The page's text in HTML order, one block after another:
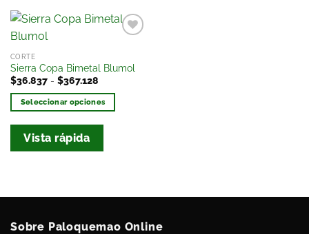
lista
deseos
CORTE
Sierra Copa Bimetal Blumol
$36.837 - $367.128
Seleccionar opciones
Vista rápida
Sobre Paloquemao Online